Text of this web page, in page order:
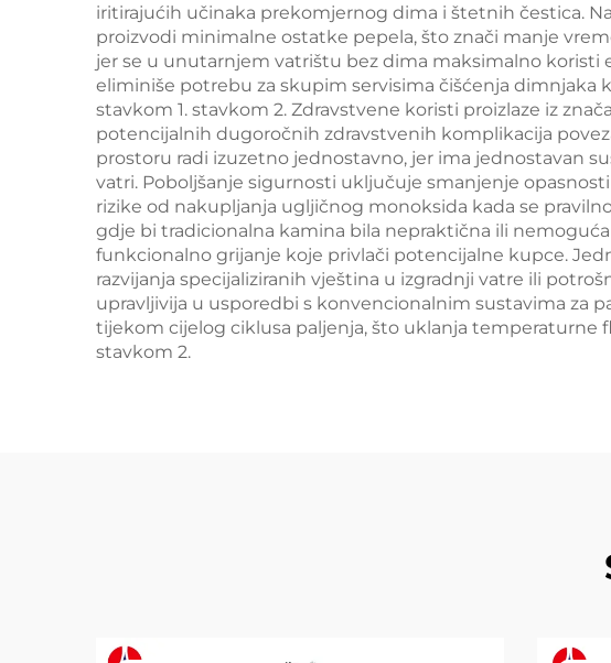
iritirajućih učinaka prekomjernog dima i štetnih čestica.
proizvodi minimalne ostatke pepela, što znači manje
jer se u unutarnjem vatrištu bez dima maksimalno koristi
eliminiše potrebu za skupim servisima čišćenja dimnjaka
stavkom 1. stavkom 2. Zdravstvene koristi proizlaze iz
potencijalnih dugoročnih zdravstvenih komplikacija
prostoru radi izuzetno jednostavno, jer ima jednostavan
vatri. Poboljšanje sigurnosti uključuje smanjenje
rizike od nakupljanja ugljičnog monoksida kada se
gdje bi tradicionalna kamina bila nepraktična ili
funkcionalno grijanje koje privlači potencijalne kupce.
razvijanja specijaliziranih vještina u izgradnji vatre ili
upravljivija u usporedbi s konvencionalnim sustavima za
tijekom cijelog ciklusa paljenja, što uklanja temperaturne
stavkom 2.